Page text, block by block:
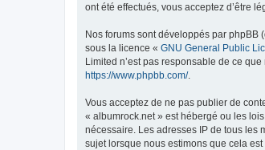
ont été effectués, vous acceptez d’être
Nos forums sont développés par phpBB
sous la licence « GNU General Public
Limited n’est pas responsable de ce
https://www.phpbb.com/.
Vous acceptez de ne pas publier de
« albumrock.net » est hébergé ou les
nécessaire. Les adresses IP de tous les
sujet lorsque nous estimons que cela